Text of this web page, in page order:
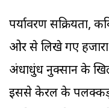
पर्यावरण सक्रियता,
ओर से लिखे गए हजारों
अंधाधुंध नुक्सान के
इससे केरल के पलक्कड़